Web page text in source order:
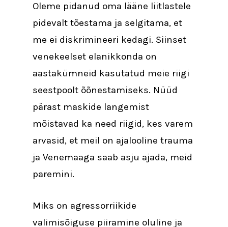
Oleme pidanud oma lääne liitlastele
pidevalt tõestama ja selgitama, et
me ei diskrimineeri kedagi. Siinset
venekeelset elanikkonda on
aastakümneid kasutatud meie riigi
seestpoolt õõnestamiseks. Nüüd
pärast maskide langemist
mõistavad ka need riigid, kes varem
arvasid, et meil on ajalooline trauma
ja Venemaaga saab asju ajada, meid
paremini.
Miks on agressorriikide
valimisõiguse piiramine oluline ja